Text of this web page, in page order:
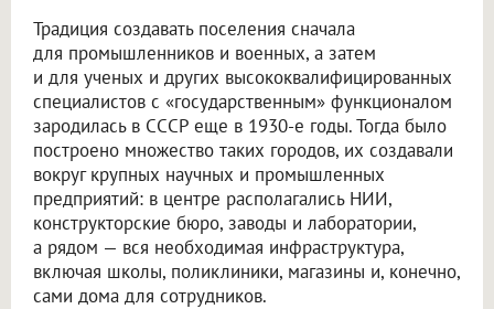
Традиция создавать поселения сначала
для промышленников и военных, а затем
и для ученых и других высококвалифицированных
специалистов с «государственным» функционалом
зародилась в СССР еще в 1930-е годы. Тогда было
построено множество таких городов, их создавали
вокруг крупных научных и промышленных
предприятий: в центре располагались НИИ,
конструкторские бюро, заводы и лаборатории,
а рядом — вся необходимая инфраструктура,
включая школы, поликлиники, магазины и, конечно,
сами дома для сотрудников.